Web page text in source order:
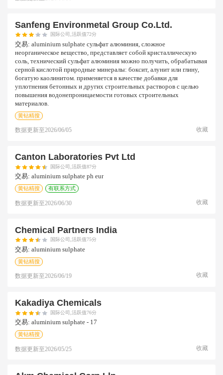
Sanfeng Environmetal Group Co.ltd.
国际公司,活跃值72分
交易: aluminium sulphate сульфат алюминия, сложное
неорганическое вещество, представляет собой кристаллическую
соль, технический сульфат алюминия можно получить, обрабатывая
серной кислотой природные минералы: боксит, алунит или глину,
богатую каолинитом. применяется в качестве добавки для
уплотнения бетонных и других строительных растворов с целью
повышения водонепроницаемости готовых строительных
материалов.
黄钻精搜
数据更新至2026/06/05 收藏
Canton Laboratories Pvt Ltd
国际公司,活跃值87分
交易: aluminium sulphate ph eur
黄钻精搜 有联系方式
数据更新至2026/06/30 收藏
Chemical Partners India
国际公司,活跃值75分
交易: aluminium sulphate
黄钻精搜
数据更新至2026/06/19 收藏
Kakadiya Chemicals
国际公司,活跃值76分
交易: aluminium sulphate - 17
黄钻精搜
数据更新至2026/05/25 收藏